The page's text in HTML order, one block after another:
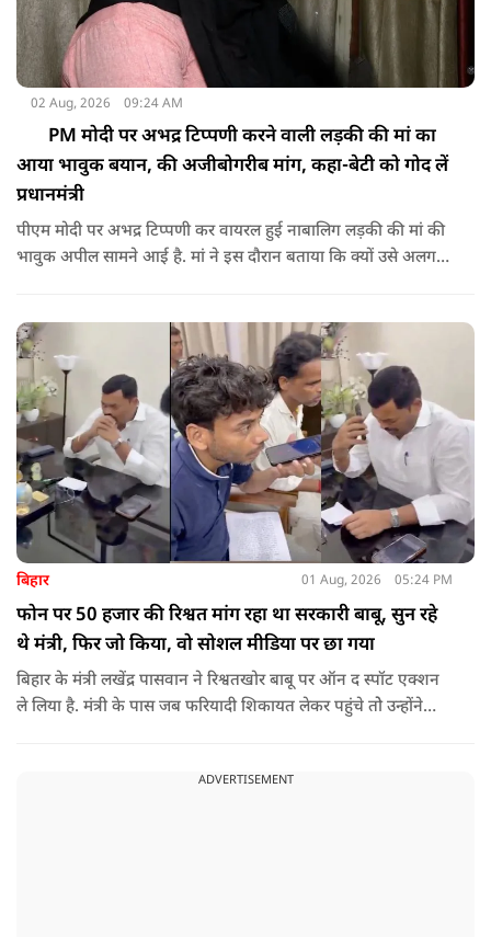
02 Aug, 2026 09:24 AM
PM मोदी पर अभद्र टिप्पणी करने वाली लड़की की मां का
आया भावुक बयान, की अजीबोगरीब मांग, कहा-बेटी को गोद लें
प्रधानमंत्री
पीएम मोदी पर अभद्र टिप्पणी कर वायरल हुई नाबालिग लड़की की मां की
भावुक अपील सामने आई है. मां ने इस दौरान बताया कि क्यों उसे अलग
को गोद लेने के लिए पीएम से अपील भी की है.
बिहार 01 Aug, 2026 05:24 PM
फोन पर 50 हजार की रिश्वत मांग रहा था सरकारी बाबू, सुन रहे
थे मंत्री, फिर जो किया, वो सोशल मीडिया पर छा गया
बिहार के मंत्री लखेंद्र पासवान ने रिश्वतखोर बाबू पर ऑन द स्पॉट एक्शन
ले लिया है. मंत्री के पास जब फरियादी शिकायत लेकर पहुंचे तोे उन्होंने
ADVERTISEMENT